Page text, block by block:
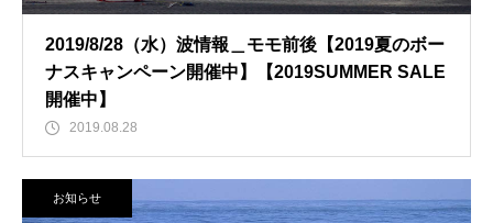
2019/8/28（水）波情報＿モモ前後【2019夏のボー
ナスキャンペーン開催中】【2019SUMMER SALE
開催中】
2019.08.28
お知らせ